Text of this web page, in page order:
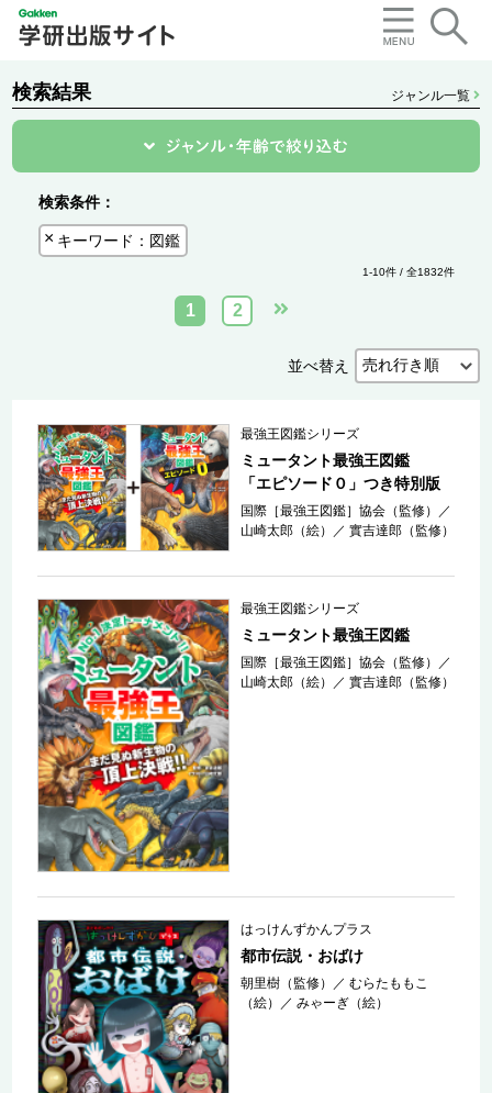
検索結果 ジャンル一覧
検索条件：
キーワード：図鑑
1-10件 / 全1832件
1 2
並べ替え
最強王図鑑シリーズ
ミュータント最強王図鑑
「エピソード０」つき特別版
国際［最強王図鑑］協会（監修）
／
山崎太郎（絵）
／實吉達郎（監修）
最強王図鑑シリーズ
ミュータント最強王図鑑
国際［最強王図鑑］協会（監修）
／
山崎太郎（絵）
／實吉達郎（監修）
はっけんずかんプラス
都市伝説・おばけ
朝里樹（監修） ／むらたももこ
（絵）
／みゃーぎ（絵）